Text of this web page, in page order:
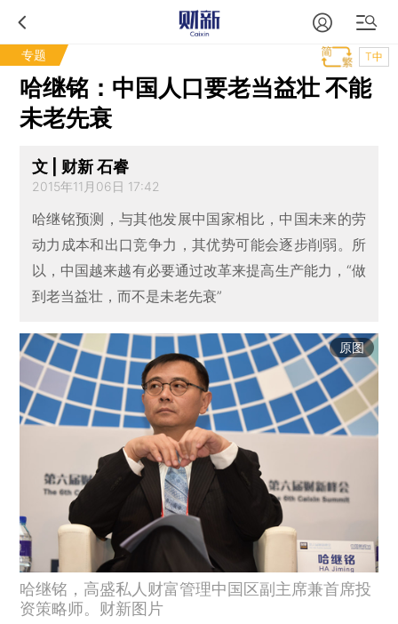
专题 T中
哈继铭：中国人口要老当益壮 不能
未老先衰
文 | 财新 石睿
2015年11月06日 17:42
哈继铭预测，与其他发展中国家相比，中国未来的劳
动力成本和出口竞争力，其优势可能会逐步削弱。所
以，中国越来越有必要通过改革来提高生产能力，“做
到老当益壮，而不是未老先衰”
原图
哈继铭，高盛私人财富管理中国区副主席兼首席投
资策略师。财新图片